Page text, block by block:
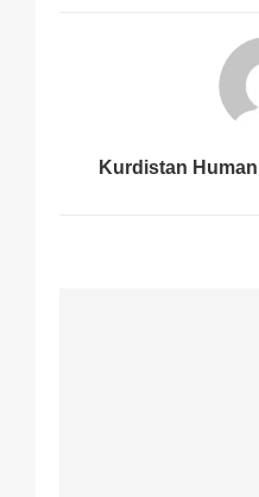
Kurdistan